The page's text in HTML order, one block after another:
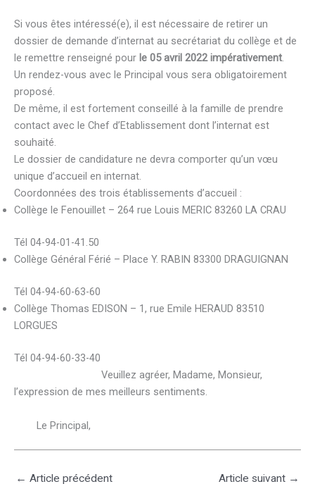
Si vous êtes intéressé(e), il est nécessaire de retirer un
dossier de demande d’internat au secrétariat du collège et de
le remettre renseigné pour le 05 avril 2022 impérativement.
Un rendez-vous avec le Principal vous sera obligatoirement
proposé.
De même, il est fortement conseillé à la famille de prendre
contact avec le Chef d’Etablissement dont l’internat est
souhaité.
Le dossier de candidature ne devra comporter qu’un vœu
unique d’accueil en internat.
Coordonnées des trois établissements d’accueil :
Collège le Fenouillet – 264 rue Louis MERIC 83260 LA CRAU
Tél 04-94-01-41.50
Collège Général Férié – Place Y. RABIN 83300 DRAGUIGNAN
Tél 04-94-60-63-60
Collège Thomas EDISON – 1, rue Emile HERAUD 83510
LORGUES
Tél 04-94-60-33-40
Veuillez agréer, Madame, Monsieur,
l’expression de mes meilleurs sentiments.
Le Principal,
← Article précédent Article suivant →